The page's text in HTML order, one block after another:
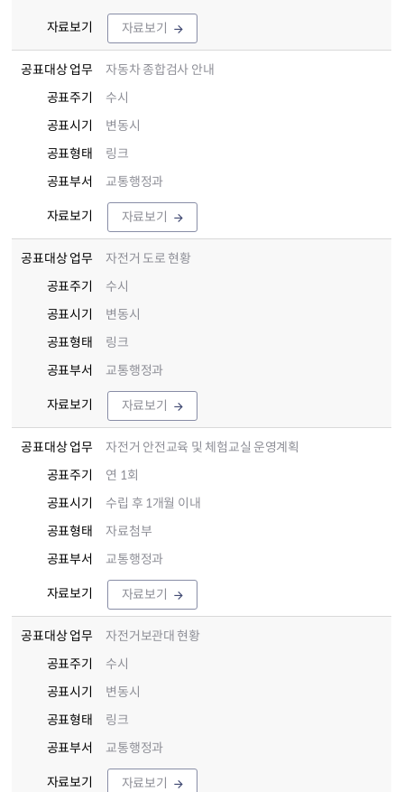
자료보기 자료보기
공표대상 업무
자동차 종합검사 안내
공표주기
수시
공표시기
변동시
공표형태
링크
공표부서
교통행정과
자료보기 자료보기
공표대상 업무
자전거 도로 현황
공표주기
수시
공표시기
변동시
공표형태
링크
공표부서
교통행정과
자료보기 자료보기
공표대상 업무
자전거 안전교육 및 체험교실 운영계획
공표주기
연 1회
공표시기
수립 후 1개월 이내
공표형태
자료첨부
공표부서
교통행정과
자료보기 자료보기
공표대상 업무
자전거보관대 현황
공표주기
수시
공표시기
변동시
공표형태
링크
공표부서
교통행정과
자료보기 자료보기